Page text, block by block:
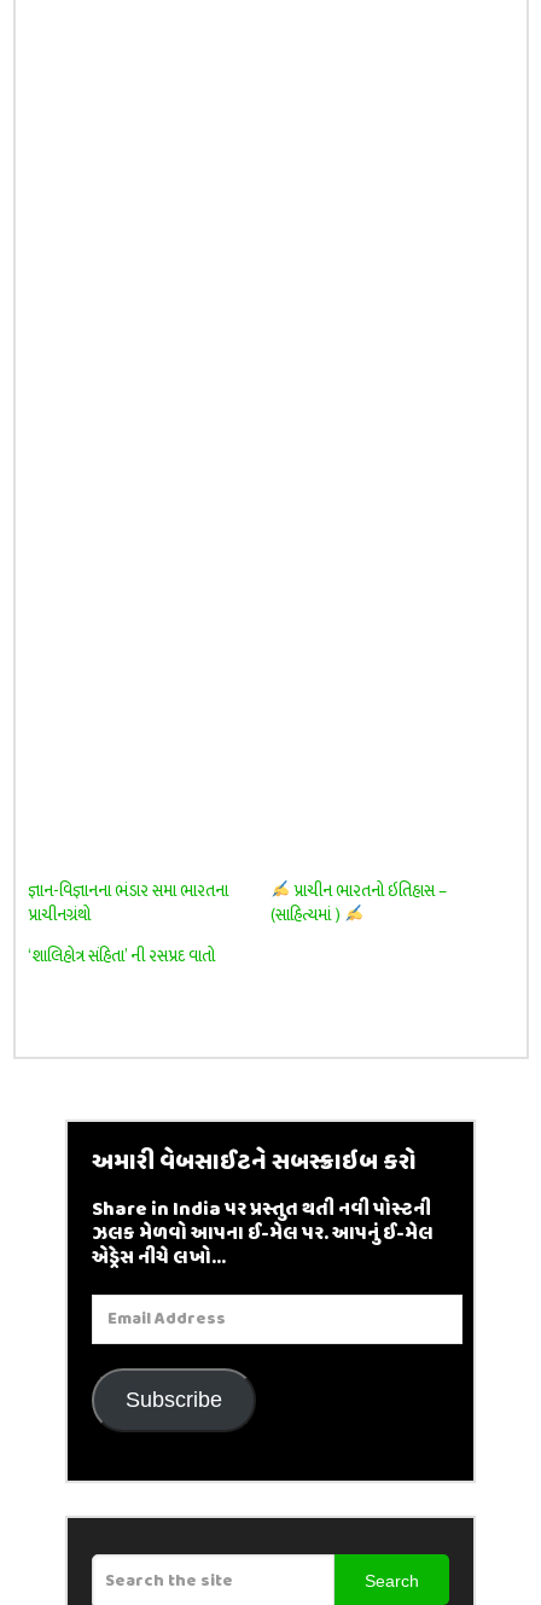
જ્ઞાન-વિજ્ઞાનના ભંડાર સમા ભારતના
પ્રાચીનગ્રંથો
પ્રાચીન ભારતનો ઇતિહાસ –
(સાહિત્યમાં )
‘શાલિહોત્ર સંહિતા’ ની રસપ્રદ વાતો
અમારી વેબસાઈટને સબસ્ક્રાઇબ કરો
Share in India પર પ્રસ્તુત થતી નવી પોસ્ટની
ઝલક મેળવો આપના ઈ-મેલ પર. આપનું ઈ-મેલ
એડ્રેસ નીચે લખો...
Email
Address
Subscribe
Search